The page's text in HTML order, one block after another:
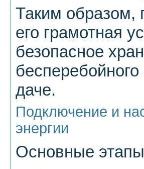
Таким образом,
его грамотная
безопасное
даче.
Подключение и
энергии
Основные